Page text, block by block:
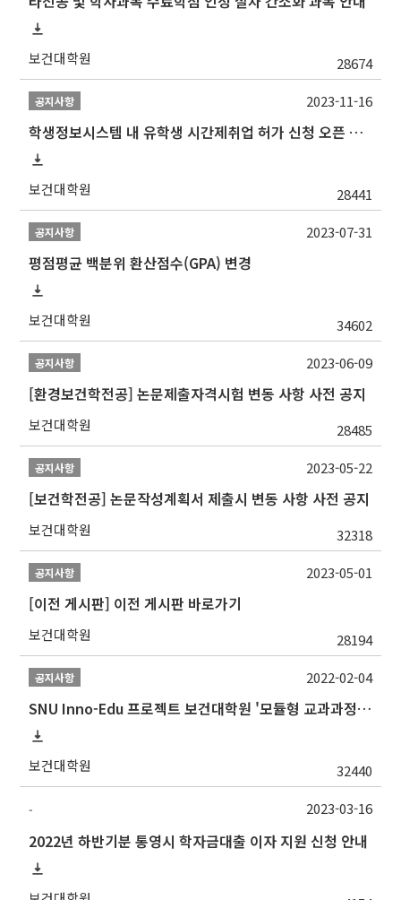
보건대학원 28674
공지사항
학생정보시스템 내 유학생 시간제취업 허가 신청 오픈 안내
보건대학원 28441
2023-11-16
공지사항
평점평균 백분위 환산점수(GPA) 변경
보건대학원 34602
2023-07-31
공지사항
[환경보건학전공] 논문제출자격시험 변동 사항 사전 공지
보건대학원 28485
2023-06-09
공지사항
[보건학전공] 논문작성계획서 제출시 변동 사항 사전 공지
보건대학원 32318
2023-05-22
공지사항
[이전 게시판] 이전 게시판 바로가기
보건대학원 28194
2023-05-01
공지사항
SNU Inno-Edu 프로젝트 보건대학원 '모듈형 교과과정' 안내(revised 2022/2/28)
보건대학원 32440
2022-02-04
-
2022년 하반기분 통영시 학자금대출 이자 지원 신청 안내
2023-03-16